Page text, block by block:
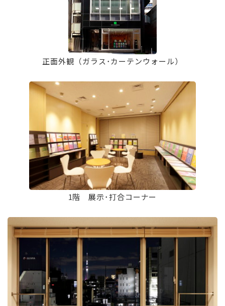
正面外観（ガラス･カーテンウォール）
1階 展示･打合コーナー